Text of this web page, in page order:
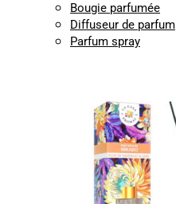
Bougie parfumée
Diffuseur de parfum
Parfum spray